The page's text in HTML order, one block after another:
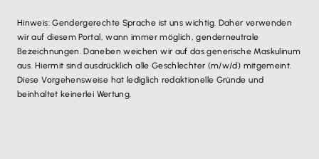
Hinweis: Gendergerechte Sprache ist uns wichtig. Daher verwenden
wir auf diesem Portal, wann immer möglich, genderneutrale
Bezeichnungen. Daneben weichen wir auf das generische Maskulinum
aus. Hiermit sind ausdrücklich alle Geschlechter (m/w/d) mitgemeint.
Diese Vorgehensweise hat lediglich redaktionelle Gründe und
beinhaltet keinerlei Wertung.